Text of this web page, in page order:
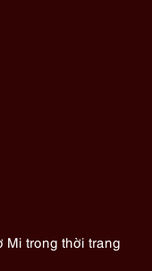
Mi trong thời trang